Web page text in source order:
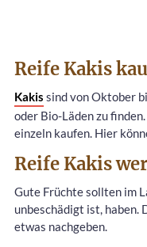
Reife Kakis
Kakis sind von Oktober
oder Bio-Läden zu
einzeln kaufen. Hier
Reife Kakis
Gute Früchte sollten im
unbeschädigt ist, haben.
etwas nachgeben.